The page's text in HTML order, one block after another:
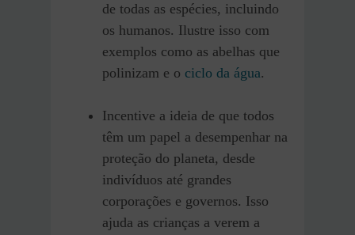
de todas as espécies, incluindo
os humanos. Ilustre isso com
exemplos como as abelhas que
polinizam e o ciclo da água.
Incentive a ideia de que todos
têm um papel a desempenhar na
proteção do planeta, desde
indivíduos até grandes
corporações e governos. Isso
ajuda as crianças a verem a